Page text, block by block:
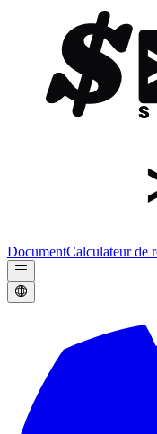
DocumentCalculateur de